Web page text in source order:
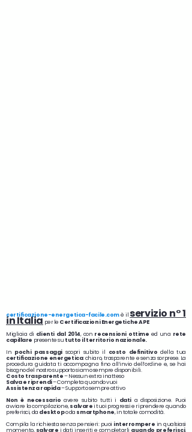
certificazione-energetica-facile.comè ilservizio n° 1
in Italia per le Certificazioni Energetiche APE
Migliaia di clienti dal 2014, con recensioni ottime ed una rete
capillare presente su tutto il territorio nazionale.
In pochi passaggiscopri subito il costo definitivo della tua
certificazione energetica: chiaro, trasparente e senza sorprese. La
procedura guidata ti accompagna fino all’invio dell’ordine e, se hai
bisogno del nostro supporto siamo sempre disponibili.
Costo trasparente– Nessun extra inatteso
Salva e riprendi– Completa quando vuoi
Assistenza rapida– Supporto sempre attivo
Non è necessario avere subito tutti i datia disposizione. Puoi
avviare la compilazione,salvarei tuoi progressi e riprendere quando
preferisci, da desktopo da smartphone, in totale comodità.
Compila la richiesta senza pensieri: puoi interrompere in qualsiasi
momento, salvare i dati inseriti e completarli quando preferisci,